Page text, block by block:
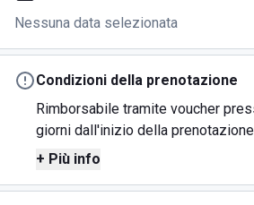
Nessuna data selezionata
Condizioni della prenotazione
Rimborsabile tramite voucher
giorni dall'inizio della prenotazione
+ Più info